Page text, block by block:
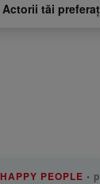
Actorii tăi
HAPPY PEOPLE •